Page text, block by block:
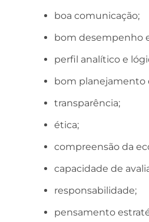
boa comunicação;
bom desempenho
perfil analítico e
bom planejamento
transparência;
ética;
compreensão da
capacidade de
responsabilidade;
pensamento
MELHOR CURSO PRIVADO DE
ENADE/MEC